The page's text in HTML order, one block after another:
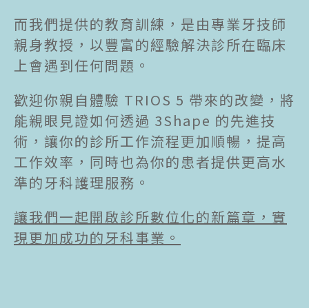
而我們提供的教育訓練，是由專業牙技師
親身教授，以豐富的經驗解決診所在臨床
上會遇到任何問題。
歡迎你親自體驗 TRIOS 5 帶來的改變，將
能親眼見證如何透過 3Shape 的先進技
術，讓你的診所工作流程更加順暢，提高
工作效率，同時也為你的患者提供更高水
準的牙科護理服務。
讓我們一起開啟診所數位化的新篇章，實
現更加成功的牙科事業。